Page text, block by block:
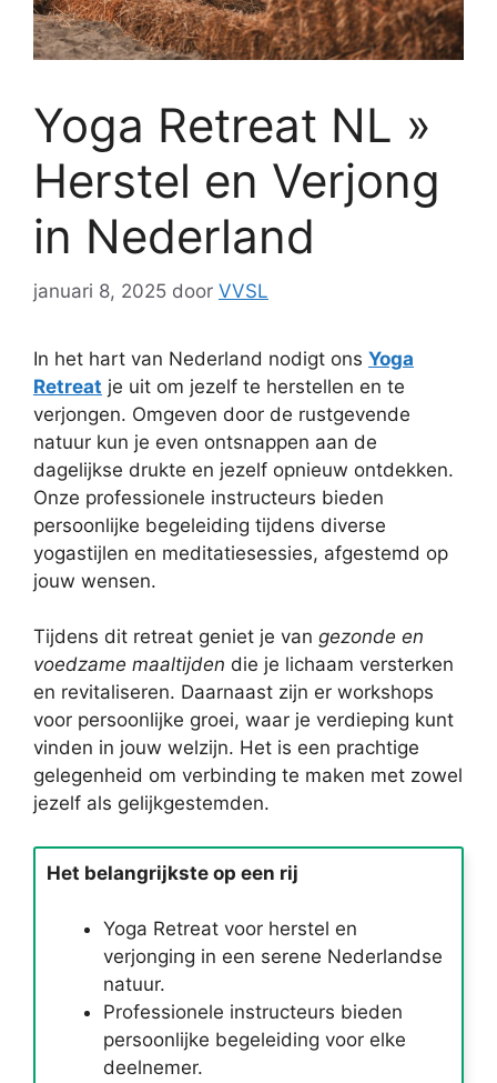
Yoga Retreat NL »
Herstel en Verjong
in Nederland
januari 8, 2025 door VVSL
In het hart van Nederland nodigt ons Yoga
Retreat je uit om jezelf te herstellen en te
verjongen. Omgeven door de rustgevende
natuur kun je even ontsnappen aan de
dagelijkse drukte en jezelf opnieuw ontdekken.
Onze professionele instructeurs bieden
persoonlijke begeleiding tijdens diverse
yogastijlen en meditatiesessies, afgestemd op
jouw wensen.
Tijdens dit retreat geniet je van gezonde en
voedzame maaltijden die je lichaam versterken
en revitaliseren. Daarnaast zijn er workshops
voor persoonlijke groei, waar je verdieping kunt
vinden in jouw welzijn. Het is een prachtige
gelegenheid om verbinding te maken met zowel
jezelf als gelijkgestemden.
Het belangrijkste op een rij
Yoga Retreat voor herstel en
verjonging in een serene Nederlandse
natuur.
Professionele instructeurs bieden
persoonlijke begeleiding voor elke
deelnemer.